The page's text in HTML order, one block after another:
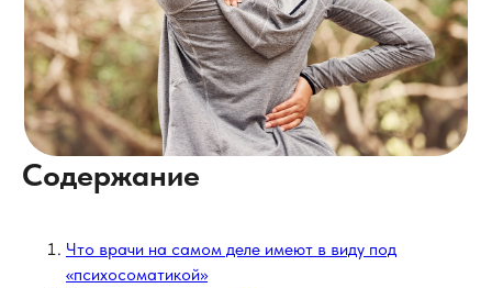
Содержание
Что врачи на самом деле имеют в виду под
«психосоматикой»